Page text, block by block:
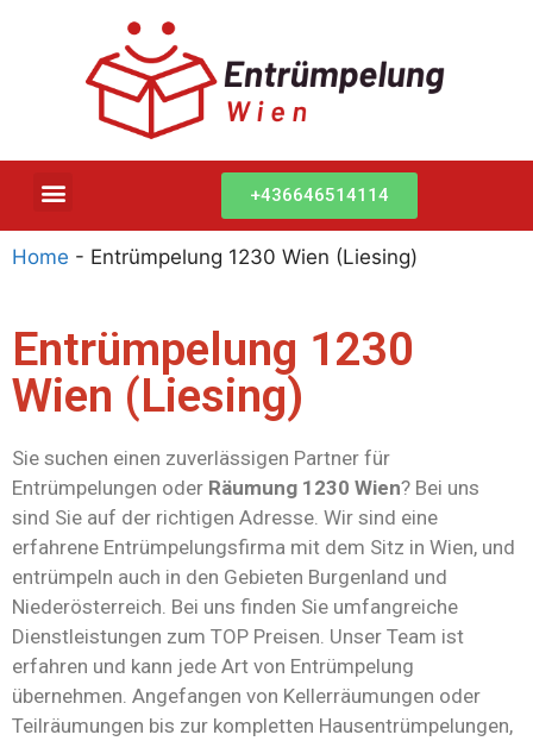
+436646514114
Home - Entrümpelung 1230 Wien (Liesing)
Entrümpelung 1230
Wien (Liesing)
Sie suchen einen zuverlässigen Partner für
Entrümpelungen oder Räumung 1230 Wien? Bei uns
sind Sie auf der richtigen Adresse. Wir sind eine
erfahrene Entrümpelungsfirma mit dem Sitz in Wien, und
entrümpeln auch in den Gebieten Burgenland und
Niederösterreich. Bei uns finden Sie umfangreiche
Dienstleistungen zum TOP Preisen. Unser Team ist
erfahren und kann jede Art von Entrümpelung
übernehmen. Angefangen von Kellerräumungen oder
Teilräumungen bis zur kompletten Hausentrümpelungen,